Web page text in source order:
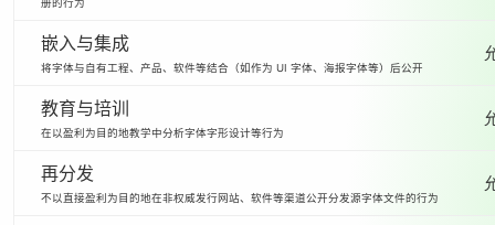
嵌入与集成
将字体与自有工程、产品、软件等结合（如作为 UI 字体、海报字体等）后公开
教育与培训
在以盈利为目的地教学中分析字体字形设计等行为
再分发
不以直接盈利为目的地在非权威发行网站、软件等渠道公开分发源字体文件的行为